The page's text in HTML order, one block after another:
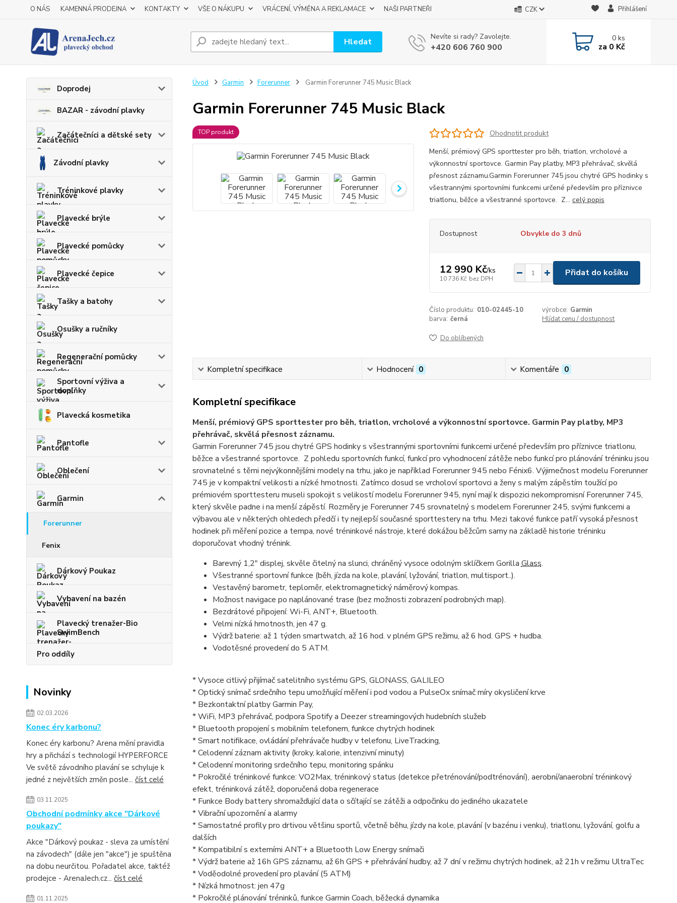
O NÁS KAMENNÁ PRODEJNA KONTAKTY VŠE O NÁKUPU VRÁCENÍ, VÝMĚNA A REKLAMACE NAŠI PARTNEŘI CZK Přihlášení
Hledat Nevíte si rady? Zavolejte.
+420 606 760 900
0ks
za 0 Kč
Doprodej
BAZAR - závodní plavky
Začátečníci a dětské sety
Závodní plavky
Tréninkové plavky
Plavecké brýle
Plavecké pomůcky
Plavecké čepice
Tašky a batohy
Osušky a ručníky
Regenerační pomůcky
Sportovní výživa a
doplňky
Plavecká kosmetika
Pantofle
Oblečení
Garmin
Forerunner
Fenix
Dárkový Poukaz
Vybavení na bazén
Plavecký trenažer-Bio
SwimBench
Pro oddíly
Novinky
02.03.2026
Konec éry karbonu?
Konec éry karbonu? Arena mění pravidla
hry a přichází s technologií HYPERFORCE
Ve světě závodního plavání se schyluje k
jedné z největších změn posle... číst celé
03.11.2025
Obchodní podmínky akce "Dárkové
poukazy"
Akce "Dárkový poukaz - sleva za umístění
na závodech" (dále jen "akce") je spuštěna
na dobu neurčitou. Pořadatel akce, taktéž
prodejce - ArenaJech.cz... číst celé
01.11.2025
Úvod Garmin Forerunner Garmin Forerunner 745 Music Black
Garmin Forerunner 745 Music Black
TOP produkt
Ohodnotit produkt
Menší, prémiový GPS sporttester pro běh, triatlon, vrcholové a
výkonnostní sportovce. Garmin Pay platby, MP3 přehrávač, skvělá
přesnost záznamu.Garmin Forerunner 745 jsou chytré GPS hodinky s
všestrannými sportovními funkcemi určené především pro příznivce
triatlonu, běžce a všestranné sportovce. Z... celý popis
Dostupnost Obvykle do 3 dnů
12 990 Kč/ks
10 736 Kč bez DPH
Přidat do košíku
Číslo produktu: 010-02445-10 výrobce: Garmin
barva: černá Hlídat cenu / dostupnost
Do oblíbených
Kompletní specifikace Hodnocení 0 Komentáře 0
Kompletní specifikace
Menší, prémiový GPS sporttester pro běh, triatlon, vrcholové a výkonnostní sportovce. Garmin Pay platby, MP3
přehrávač, skvělá přesnost záznamu.
Garmin Forerunner 745 jsou chytré GPS hodinky s všestrannými sportovními funkcemi určené především pro příznivce triatlonu,
běžce a všestranné sportovce. Z pohledu sportovních funkcí, funkcí pro vyhodnocení zátěže nebo funkcí pro plánování tréninku jsou
srovnatelné s těmi nejvýkonnějšími modely na trhu, jako je například Forerunner 945 nebo Fénix6. Výjimečnost modelu Forerunner
745 je v kompaktní velikosti a nízké hmotnosti. Zatímco dosud se vrcholoví sportovci a ženy s malým zápěstím toužící po
prémiovém sporttesteru museli spokojit s velikostí modelu Forerunner 945, nyní mají k dispozici nekompromisní Forerunner 745,
který skvěle padne i na menší zápěstí. Rozměry je Forerunner 745 srovnatelný s modelem Forerunner 245, svými funkcemi a
výbavou ale v některých ohledech předčí i ty nejlepší současné sporttestery na trhu. Mezi takové funkce patří vysoká přesnost
hodinek při měření pozice a tempa, nové tréninkové nástroje, které dokážou běžcům samy na základě historie tréninku
doporučovat vhodný trénink.
Barevný 1,2" displej, skvěle čitelný na slunci, chráněný vysoce odolným sklíčkem GorillaGlass.
Všestranné sportovní funkce (běh, jízda na kole, plavání, lyžování, triatlon, multisport..).
Vestavěný barometr, teploměr, elektromagnetický náměrový kompas.
Možnost navigace po naplánované trase (bez možnosti zobrazení podrobných map).
Bezdrátové připojení: Wi-Fi, ANT+, Bluetooth.
Velmi nízká hmotnosth, jen 47 g.
Výdrž baterie: až 1 týden smartwatch, až 16 hod. v plném GPS režimu, až 6 hod. GPS + hudba.
Vodotěsné provedení do 5 ATM.
* Vysoce citlivý přijímač satelitního systému GPS, GLONASS, GALILEO
* Optický snímač srdečního tepu umožňující měření i pod vodou a PulseOx snímač míry okysličení krve
* Bezkontaktní platby Garmin Pay,
* WiFi, MP3 přehrávač, podpora Spotify a Deezer streamingových hudebních služeb
* Bluetooth propojení s mobilním telefonem, funkce chytrých hodinek
* Smart notifikace, ovládání přehrávače hudby v telefonu, LiveTracking,
* Celodenní záznam aktivity (kroky, kalorie, intenzivní minuty)
* Celodenní monitoring srdečního tepu, monitoring spánku
* Pokročilé tréninkové funkce: VO2Max, tréninkový status (detekce přetrénování/podtrénování), aerobní/anaerobní tréninkový
efekt, tréninková zátěž, doporučená doba regenerace
* Funkce Body battery shromažďující data o sčítající se zátěži a odpočinku do jediného ukazatele
* Vibrační upozornění a alarmy
* Samostatné profily pro drtivou většinu sportů, včetně běhu, jízdy na kole, plavání (v bazénu i venku), triatlonu, lyžování, golfu a
dalších
* Kompatibilní s externími ANT+ a Bluetooth Low Energy snímači
* Výdrž baterie až 16h GPS záznamu, až 6h GPS + přehrávání hudby, až 7 dní v režimu chytrých hodinek, až 21h v režimu UltraTec
* Voděodolné provedení pro plavání (5 ATM)
* Nízká hmotnost: jen 47g
* Pokročilé plánování tréninků, funkce Garmin Coach, běžecká dynamika